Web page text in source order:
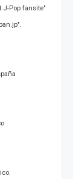
J-Pop fansite"